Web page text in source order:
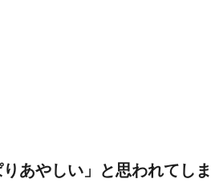
あやしい」と思われてし